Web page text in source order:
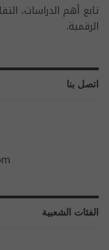
تابع أهم الدراسات،
الرقمية.
اتصل بنا
الفئات الشعبية